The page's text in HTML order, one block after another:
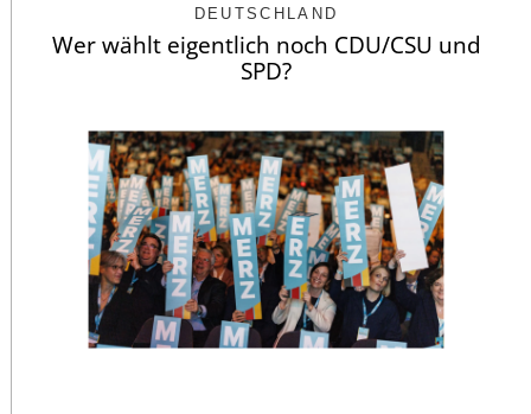
DEUTSCHLAND
Wer wählt eigentlich noch CDU/CSU und
SPD?